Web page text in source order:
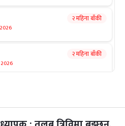
२ महिना बाँकी
2026
२ महिना बाँकी